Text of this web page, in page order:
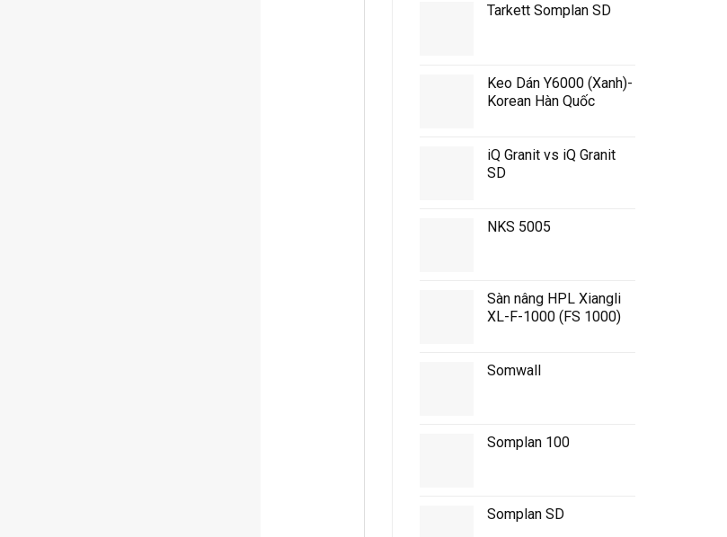
Tarkett Somplan SD
Keo Dán Y6000 (Xanh)-
Korean Hàn Quốc
iQ Granit vs iQ Granit
SD
NKS 5005
Sàn nâng HPL Xiangli
XL-F-1000 (FS 1000)
Somwall
Somplan 100
Somplan SD